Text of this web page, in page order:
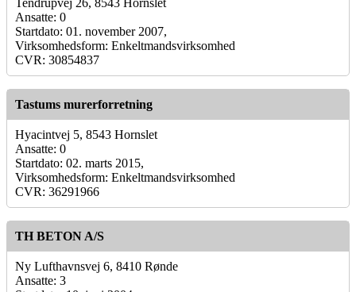
Tendrupvej 26, 8543 Hornslet
Ansatte: 0
Startdato: 01. november 2007,
Virksomhedsform: Enkeltmandsvirksomhed
CVR: 30854837
Tastums murerforretning
Hyacintvej 5, 8543 Hornslet
Ansatte: 0
Startdato: 02. marts 2015,
Virksomhedsform: Enkeltmandsvirksomhed
CVR: 36291966
TH BETON A/S
Ny Lufthavnsvej 6, 8410 Rønde
Ansatte: 3